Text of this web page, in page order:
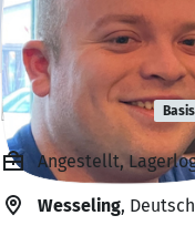
Lydia Fass Basis
Angestellt,
Wesseling,